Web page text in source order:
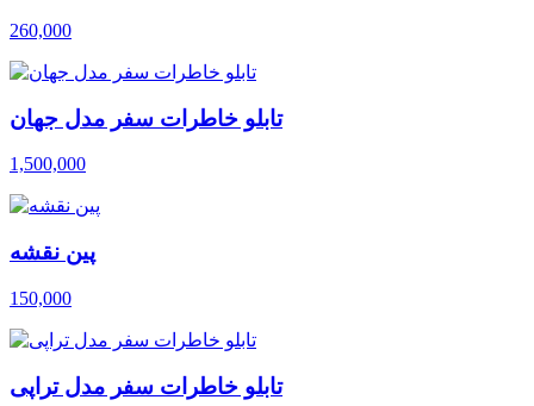
260,000
تابلو خاطرات سفر مدل جهان
1,500,000
پین نقشه
150,000
تابلو خاطرات سفر مدل تراپی